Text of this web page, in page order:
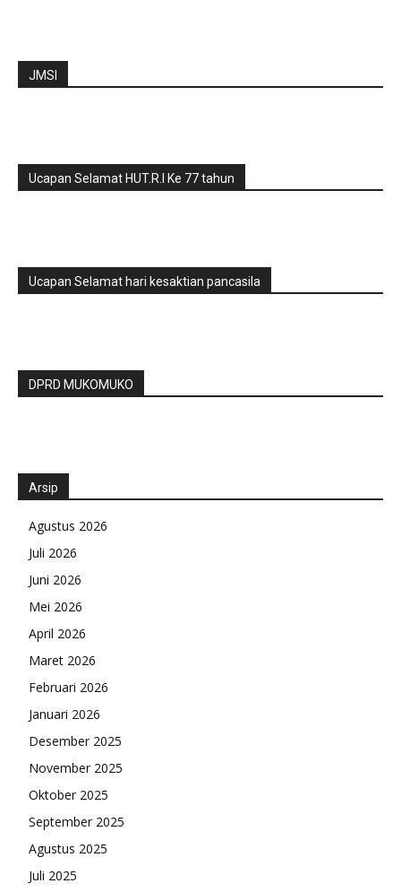
JMSI
Ucapan Selamat HUT.R.I Ke 77 tahun
Ucapan Selamat hari kesaktian pancasila
DPRD MUKOMUKO
Arsip
Agustus 2026
Juli 2026
Juni 2026
Mei 2026
April 2026
Maret 2026
Februari 2026
Januari 2026
Desember 2025
November 2025
Oktober 2025
September 2025
Agustus 2025
Juli 2025